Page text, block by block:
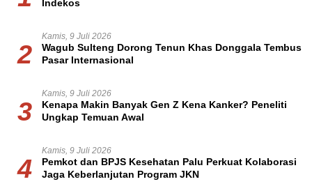
Indekos
2
Kamis, 9 Juli 2026
Wagub Sulteng Dorong Tenun Khas Donggala Tembus
Pasar Internasional
3
Kamis, 9 Juli 2026
Kenapa Makin Banyak Gen Z Kena Kanker? Peneliti
Ungkap Temuan Awal
4
Kamis, 9 Juli 2026
Pemkot dan BPJS Kesehatan Palu Perkuat Kolaborasi
Jaga Keberlanjutan Program JKN